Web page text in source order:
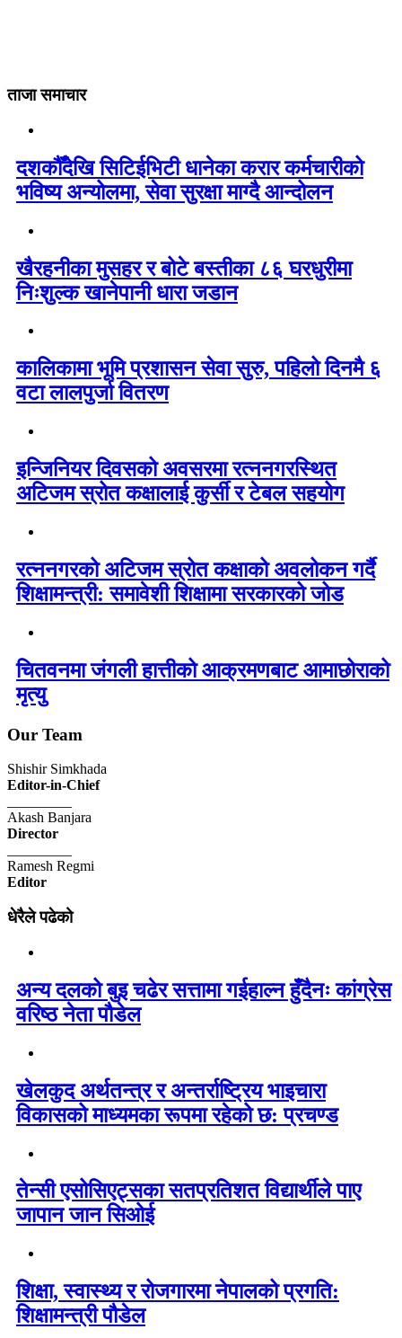
ताजा समाचार
दशकौँदेखि सिटिईभिटी धानेका करार कर्मचारीको
भविष्य अन्योलमा, सेवा सुरक्षा माग्दै आन्दोलन
खैरहनीका मुसहर र बोटे बस्तीका ८६ घरधुरीमा
निःशुल्क खानेपानी धारा जडान
कालिकामा भूमि प्रशासन सेवा सुरु, पहिलो दिनमै ६
वटा लालपुर्जा वितरण
इन्जिनियर दिवसको अवसरमा रत्ननगरस्थित
अटिजम स्रोत कक्षालाई कुर्सी र टेबल सहयोग
रत्ननगरको अटिजम स्रोत कक्षाको अवलोकन गर्दै
शिक्षामन्त्री: समावेशी शिक्षामा सरकारको जोड
चितवनमा जंगली हात्तीको आक्रमणबाट आमाछोराको
मृत्यु
Our Team
Shishir Simkhada
Editor-in-Chief
Akash Banjara
Director
Ramesh Regmi
Editor
धेरैले पढेको
अन्य दलको बुइ चढेर सत्तामा गईहाल्न हुँदैनः कांग्रेस
वरिष्ठ नेता पौडेल
खेलकुद अर्थतन्त्र र अन्तर्राष्ट्रिय भाइचारा
विकासको माध्यमका रूपमा रहेको छ: प्रचण्ड
तेन्सी एसोसिएट्सका सतप्रतिशत विद्यार्थीले पाए
जापान जान सिओई
शिक्षा, स्वास्थ्य र रोजगारमा नेपालको प्रगति:
शिक्षामन्त्री पौडेल